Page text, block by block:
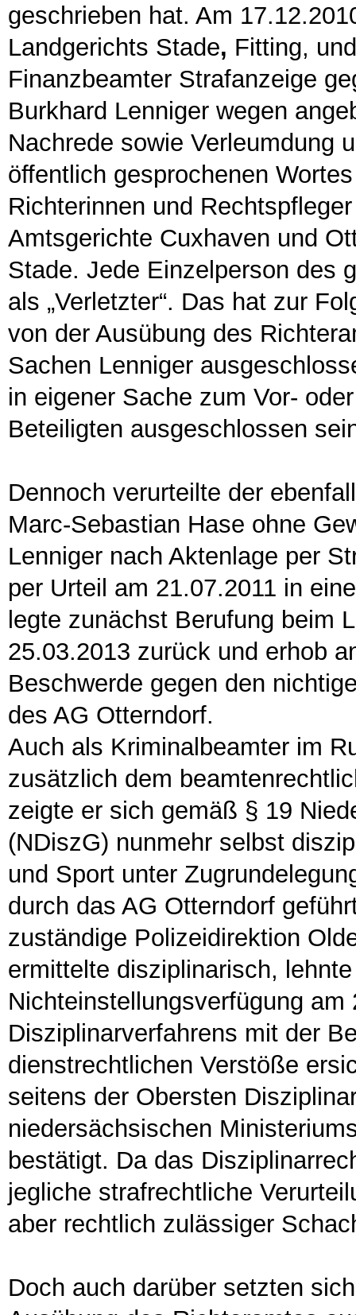
geschrieben hat. Am
Landgerichts Stade, Fitting,
Finanzbeamter Strafanzeige
Burkhard Lenniger wegen
Nachrede sowie Verleumdung
öffentlich gesprochenen
Richterinnen und
Amtsgerichte Cuxhaven und
Stade. Jede Einzelperson des
als „Verletzter“. Das hat zur
von der Ausübung des
Sachen Lenniger
in eigener Sache zum Vor-
Beteiligten ausgeschlossen
Dennoch verurteilte der
Marc-Sebastian Hase ohne
Lenniger nach Aktenlage per
per Urteil am 21.07.2011 in
legte zunächst Berufung beim
25.03.2013 zurück und erhob
Beschwerde gegen den
des AG Otterndorf.
Auch als Kriminalbeamter im
zusätzlich dem
zeigte er sich gemäß § 19
(NDiszG) nunmehr selbst
und Sport unter
durch das AG Otterndorf
zuständige Polizeidirektion
ermittelte disziplinarisch,
Nichteinstellungsverfügung
Disziplinarverfahrens mit der
dienstrechtlichen Verstöße
seitens der Obersten
niedersächsischen
bestätigt. Da das
jegliche strafrechtliche
aber rechtlich zulässiger
Doch auch darüber setzten